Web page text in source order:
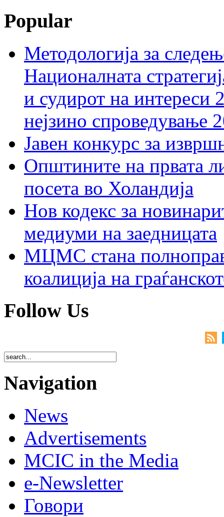
Popular
Методологија за
Националната
и судирот на интереси
нејзино спроведување
Јавен конкурс за
Општините на првата
посета во Холандија
Нов кодекс за
медиуми на заедницата
МЦМС стана
коалиција на
Follow Us
Navigation
News
Advertisements
MCIC in the Media
e-Newsletter
Говори